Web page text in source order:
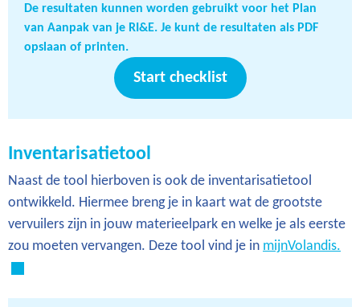
De resultaten kunnen worden gebruikt voor het Plan
van Aanpak van je RI&E. Je kunt de resultaten als PDF
opslaan of printen.
Start checklist
Inventarisatietool
Naast de tool hierboven is ook de inventarisatietool
ontwikkeld. Hiermee breng je in kaart wat de grootste
vervuilers zijn in jouw materieelpark en welke je als eerste
zou moeten vervangen. Deze tool vind je in mijnVolandis.